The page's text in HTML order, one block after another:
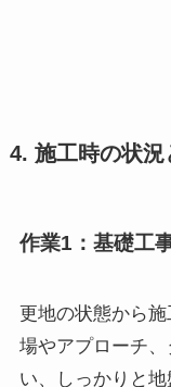
4. 施工時の状況
作業1：基礎工
更地の状態から
場やアプローチ
い、しっかりと